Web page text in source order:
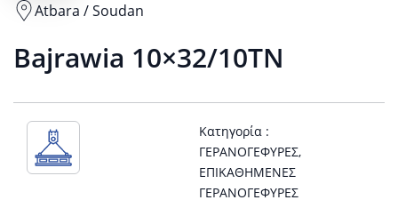
View
Atbara
/
Soudan
Atbara / Soudan
Bajrawia 10×32/10TN
Κατηγορία :
ΓΕΡΑΝΟΓΈΦΥΡΕΣ,
ΕΠΙΚΑΘΉΜΕΝΕΣ
ΓΕΡΑΝΟΓΈΦΥΡΕΣ